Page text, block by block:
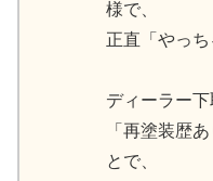
様で、
正直「やっ
ディーラー下
「再塗装歴
とで、